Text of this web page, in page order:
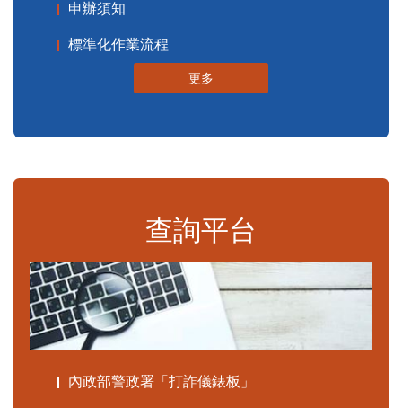
申辦須知
標準化作業流程
更多
查詢平台
內政部警政署「打詐儀錶板」